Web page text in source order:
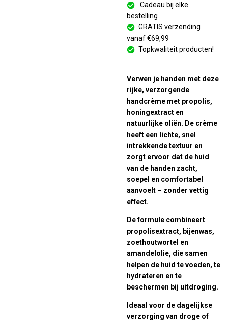
Cadeau bij elke
bestelling
GRATIS verzending
vanaf €69,99
Topkwaliteit producten!
Verwen je handen met deze
rijke, verzorgende
handcrème met propolis,
honingextract en
natuurlijke oliën. De crème
heeft een lichte, snel
intrekkende textuur en
zorgt ervoor dat de huid
van de handen zacht,
soepel en comfortabel
aanvoelt – zonder vettig
effect.
De formule combineert
propolisextract, bijenwas,
zoethoutwortel en
amandelolie, die samen
helpen de huid te voeden, te
hydrateren en te
beschermen bij uitdroging.
Ideaal voor de dagelijkse
verzorging van droge of